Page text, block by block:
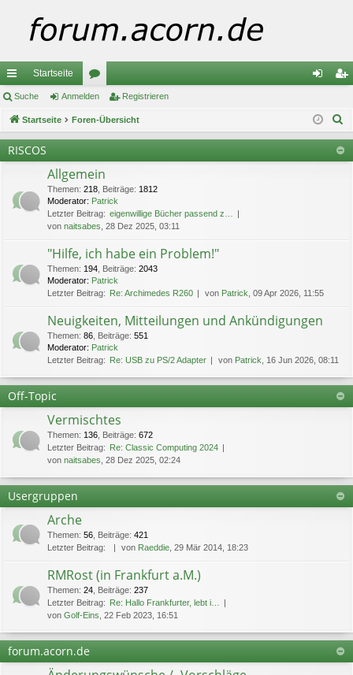
ch
ne
llz
riff
Startseite
or
en m ist
rie
Suche Anmelden Registrieren
Startseite Foren-Übersicht
RISCOS
Allgemein
Themen: 218 Beiträge: 1812
Moderator: Patrick
Letzter Beitrag: eigenwillige Bücher passend z…
von naitsabes , 28 Dez 2025, 03:11
"Hilfe, ich habe ein Problem!"
Themen: 194 Beiträge: 2043
Moderator: Patrick
Letzter Beitrag: Re: Archimedes R260 von Patrick , 09 Apr 2026, 11:55
Neuigkeiten, Mitteilungen und Ankündigungen
Themen: 86 Beiträge: 551
Moderator: Patrick
Letzter Beitrag: Re: USB zu PS/2 Adapter von Patrick , 16 Jun 2026, 08:11
Off-Topic
Vermischtes
Themen: 136 Beiträge: 672
Letzter Beitrag: Re: Classic Computing 2024
von naitsabes , 28 Dez 2025, 02:24
Usergruppen
Arche
Themen: 56 Beiträge: 421
Letzter Beitrag:
von Raeddie , 29 Mär 2014, 18:23
RMRost (in Frankfurt a.M.)
Themen: 24 Beiträge: 237
Letzter Beitrag: Re: Hallo Frankfurter, lebt i…
von Golf-Eins , 22 Feb 2023, 16:51
forum.acorn.de